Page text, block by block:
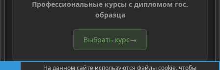
Профессиональные курсы с дипломом гос.
образца
Выбрать курс→
На данном сайте используются файлы cookie, чтобы